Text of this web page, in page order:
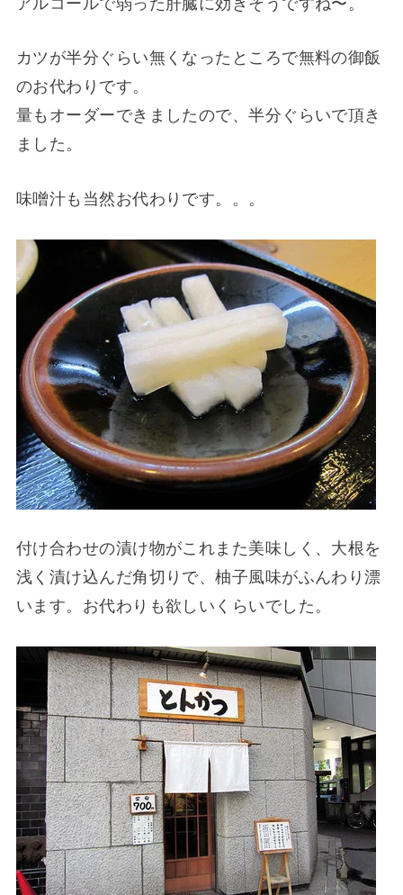
カツが半分ぐらい無くなったところで無料の御飯
のお代わりです。
量もオーダーできましたので、半分ぐらいで頂き
ました。
味噌汁も当然お代わりです。。。
付け合わせの漬け物がこれまた美味しく、大根を
浅く漬け込んだ角切りで、柚子風味がふんわり漂
います。お代わりも欲しいくらいでした。